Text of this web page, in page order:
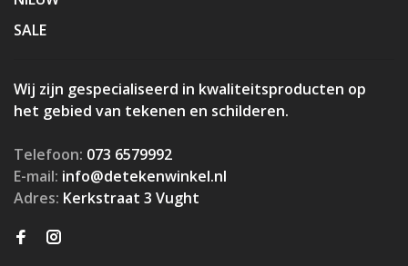
SALE
Wij zijn gespecialiseerd in kwaliteitsproducten op
het gebied van tekenen en schilderen.
Telefoon: 073 6579992
E-mail: info@detekenwinkel.nl
Adres: Kerkstraat 3 Vught